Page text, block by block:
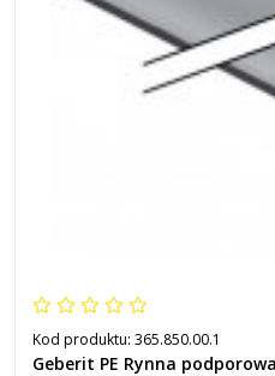
Kod produktu: 365.850.00.1
Geberit PE Rynna